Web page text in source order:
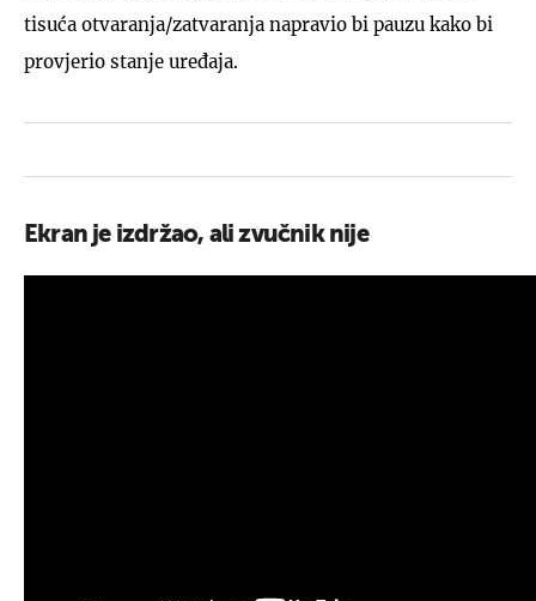
tisuća otvaranja/zatvaranja napravio bi pauzu kako bi
provjerio stanje uređaja.
Ekran je izdržao, ali zvučnik nije